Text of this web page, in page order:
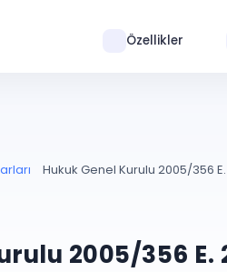
Özellikler
Hukuk Genel Kurulu 2005/356
2005/356